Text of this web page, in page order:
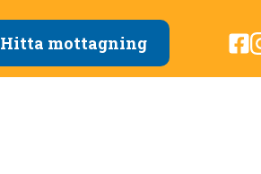
Hitta mottagning